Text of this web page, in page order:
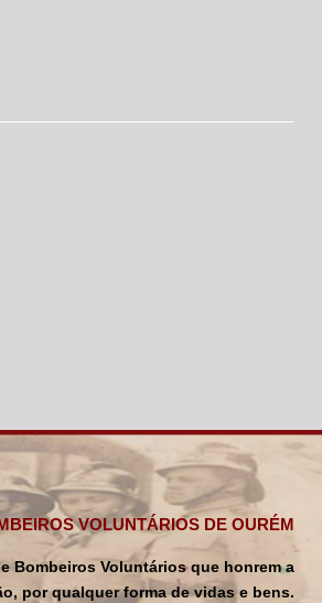
VOLUNTÁRIOS DE OURÉM
Bombeiros Voluntários que honrem a
por qualquer forma de vidas e bens.